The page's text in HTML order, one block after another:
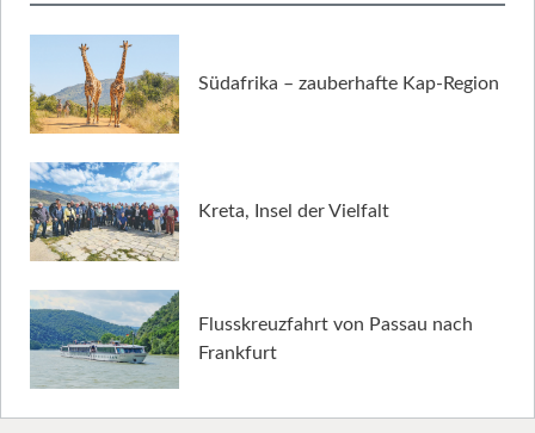
Südafrika – zauberhafte Kap-Region
Kreta, Insel der Vielfalt
Flusskreuzfahrt von Passau nach
Frankfurt